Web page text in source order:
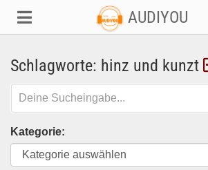
AUDIYOU
Schlagworte: hinz und kunzt
Kategorie: